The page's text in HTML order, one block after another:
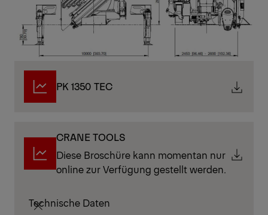
PK 1350 TEC
CRANE TOOLS
Diese Broschüre kann momentan nur
online zur Verfügung gestellt werden.
Technische Daten